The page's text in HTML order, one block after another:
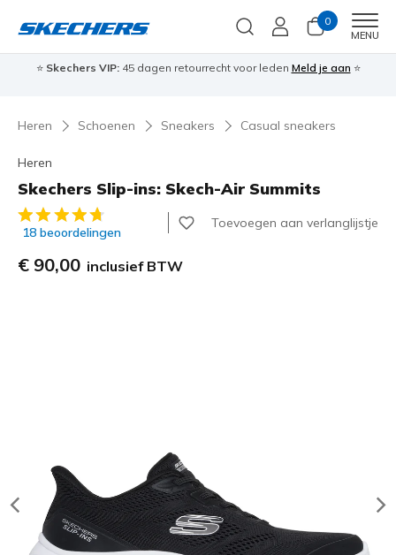
0
MENU
⭐ Skechers VIP:45 dagen retourrecht voor leden Meld je aan ⭐
Heren Schoenen Sneakers Casual sneakers
Heren
Skechers Slip-ins: Skech-Air Summits
4,6 van de 5 klantbeoordelingen
18 beoordelingen
Toevoegen aan verlanglijstje
€ 90,00 inclusief BTW